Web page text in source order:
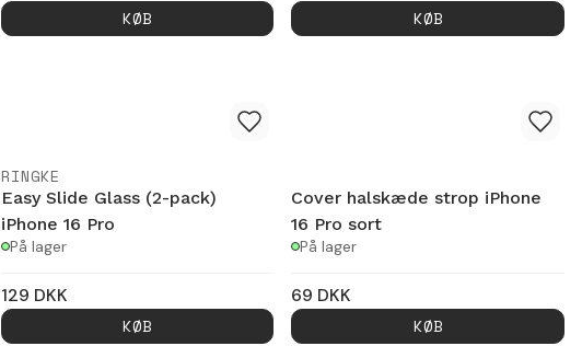
KØB
KØB
RINGKE
Easy Slide Glass (2-pack)
iPhone 16 Pro
På lager
129 DKK
KØB
Cover halskæde strop iPhone
16 Pro sort
På lager
69 DKK
KØB